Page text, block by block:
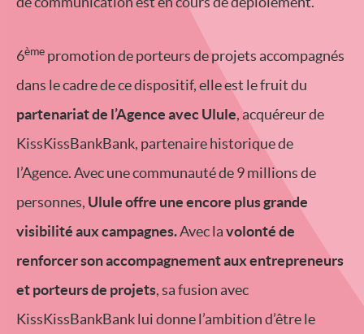
6ème promotion de porteurs de projets accompagnés
dans le cadre de ce dispositif, elle est le fruit du
partenariat de l’Agence avec Ulule, acquéreur de
KissKissBankBank, partenaire historique de
l’Agence. Avec une communauté de 9 millions de
personnes, Ulule offre une encore plus grande
visibilité aux campagnes.Avec lavolonté de
renforcer son accompagnement aux entrepreneurs
et porteurs de projets, sa fusion avec
KissKissBankBank lui donne l’ambition d’être le